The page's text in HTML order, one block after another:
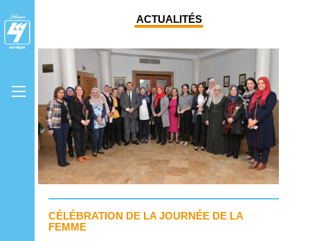
ACTUALITÉS
CÉLÉBRATION DE LA JOURNÉE DE LA
FEMME